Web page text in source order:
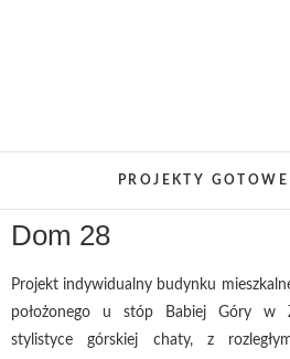
PROJEKTY GOTOWE
Dom 28
Projekt indywidualny budynku
położonego u stóp Babiej Góry w
stylistyce górskiej chaty, z